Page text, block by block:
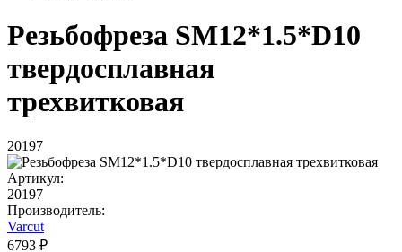
Резьбофреза SM12*1.5*D10
твердосплавная
трехвитковая
20197
Артикул:
20197
Производитель:
Varcut
6793 ₽